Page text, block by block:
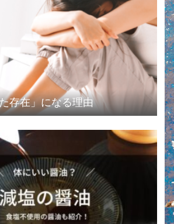
存在」になる理由